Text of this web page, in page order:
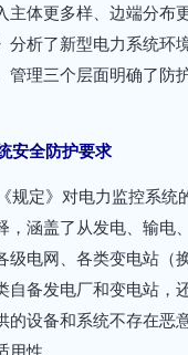
体更多样、边端分
析了新型电力系统
理三个层面明确了
安全防护要求
规定》对电力监控系
涵盖了从发电、输
级电网、各类变电站
备发电厂和变电站
的设备和系统不存在
性。